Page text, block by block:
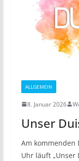
ALLGEMEIN
8. Januar 2026
Unser
Am kommenden
Uhr läuft „Unser